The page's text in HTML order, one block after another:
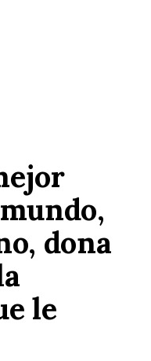
dona
le